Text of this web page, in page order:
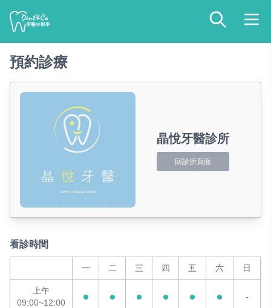
預約診療
晶悅牙醫診所
回診所頁面
看診時間
一 二 三 四 五 六 日
上午
09:00~12:00
-